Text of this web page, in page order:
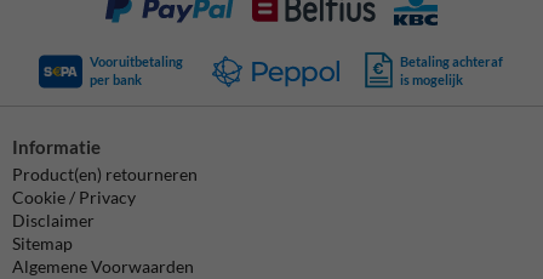
Vooruitbetaling
per bank
Betaling achteraf
is mogelijk
Informatie
Product(en) retourneren
Cookie / Privacy
Disclaimer
Sitemap
Algemene Voorwaarden